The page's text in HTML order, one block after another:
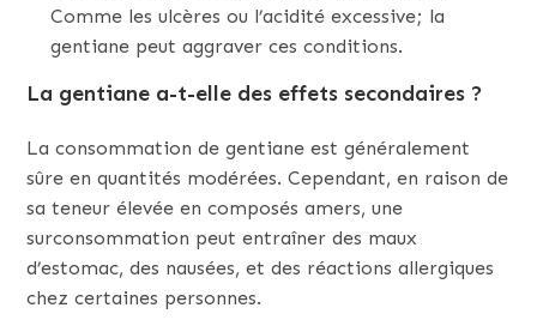
Comme les ulcères ou l’acidité excessive; la
gentiane peut aggraver ces conditions.
La gentiane a-t-elle des effets secondaires ?
La consommation de gentiane est généralement
sûre en quantités modérées. Cependant, en raison de
sa teneur élevée en composés amers, une
surconsommation peut entraîner des maux
d’estomac, des nausées, et des réactions allergiques
chez certaines personnes.